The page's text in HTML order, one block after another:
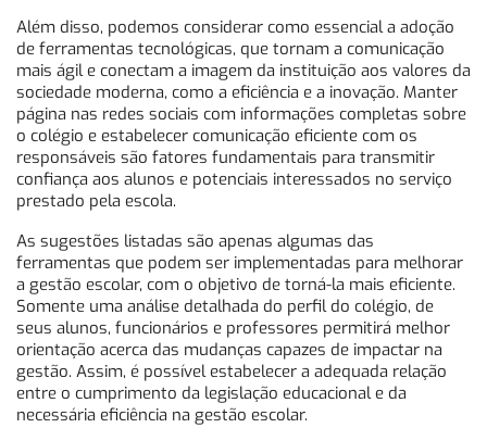
Além disso, podemos considerar como essencial a adoção
de ferramentas tecnológicas, que tornam a comunicação
mais ágil e conectam a imagem da instituição aos valores da
sociedade moderna, como a eficiência e a inovação. Manter
página nas redes sociais com informações completas sobre
o colégio e estabelecer comunicação eficiente com os
responsáveis são fatores fundamentais para transmitir
confiança aos alunos e potenciais interessados no serviço
prestado pela escola.
As sugestões listadas são apenas algumas das
ferramentas que podem ser implementadas para melhorar
a gestão escolar, com o objetivo de torná-la mais eficiente.
Somente uma análise detalhada do perfil do colégio, de
seus alunos, funcionários e professores permitirá melhor
orientação acerca das mudanças capazes de impactar na
gestão. Assim, é possível estabelecer a adequada relação
entre o cumprimento da legislação educacional e da
necessária eficiência na gestão escolar.